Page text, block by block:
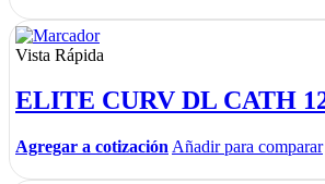
Vista Rápida
ELITE CURV DL CATH
Agregar a cotización Añadir para comparar